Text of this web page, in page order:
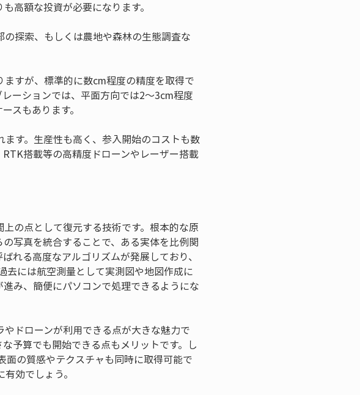
探索、もしくは農地や森林の生態調査な
すが、標準的に数cm程度の精度を取得で
ーションでは、平面方向では2～3cm程度
す。生産性も高く、参入開始のコストも数
搭載等の高精度ドローンやレーザー搭載
の点として復元する技術です。根本的な原
写真を統合することで、ある実体を比例関
る高度なアルゴリズムが発展しており、
去には航空測量として実測図や地図作成に
み、簡便にパソコンで処理できるようにな
ドローンが利用できる点が大きな魅力で
予算でも開始できる点もメリットです。し
の質感やテクスチャも同時に取得可能で